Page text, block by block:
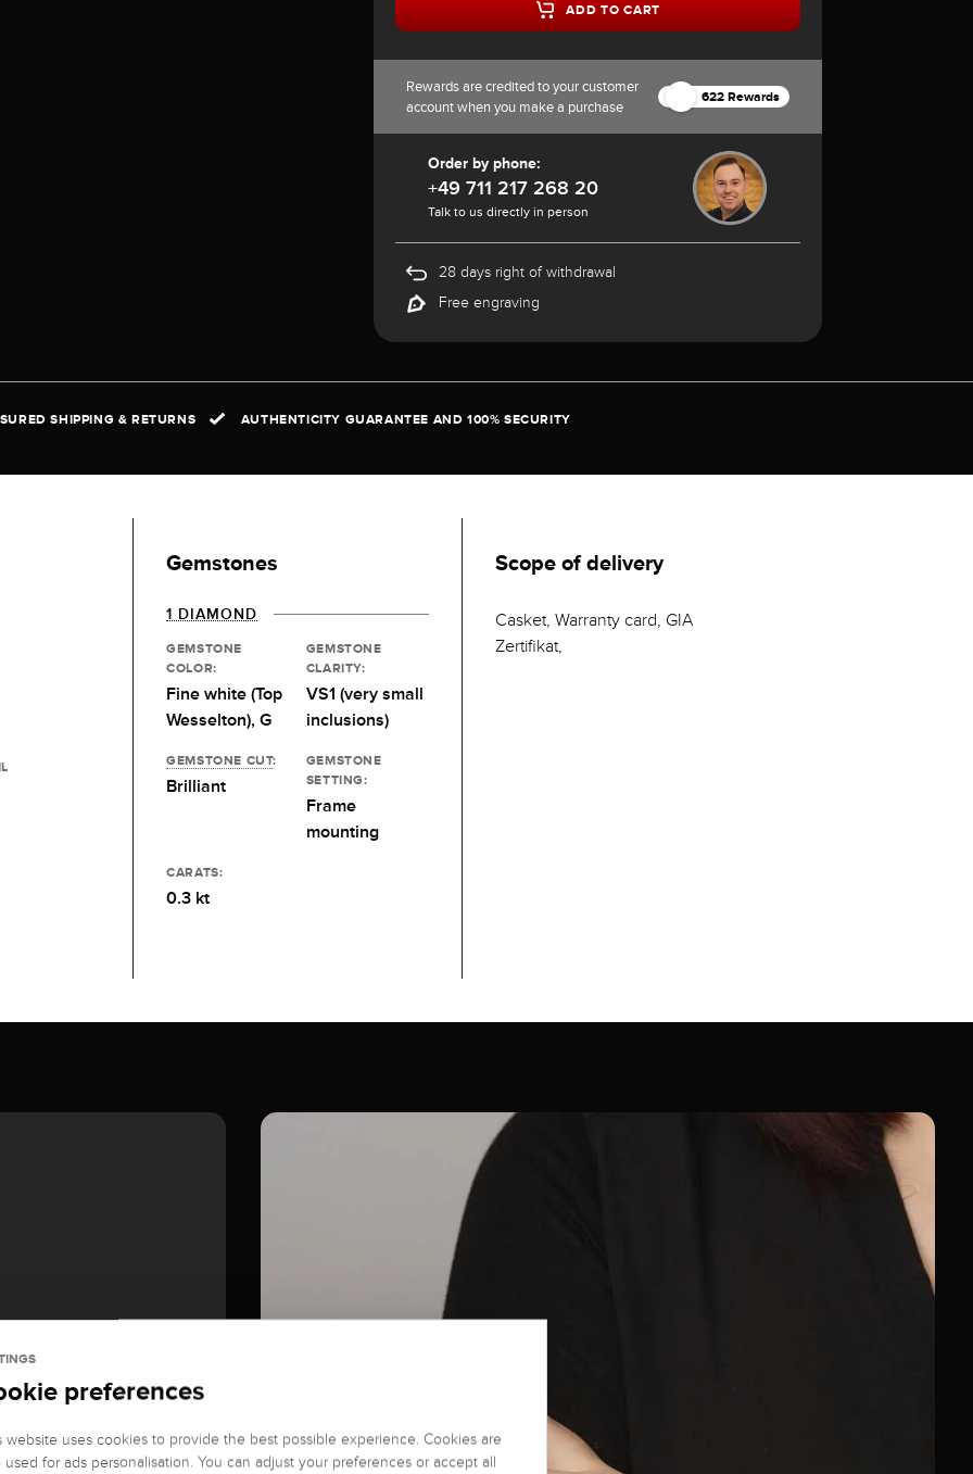
ADD TO CART
Rewards are credited to your customer
account when you make a purchase
622 Rewards
Order by phone:
+49 711 217 268 20
Talk to us directly in person
28 days right of withdrawal
Free engraving
SHIPPING & RETURNS AUTHENTICITY GUARANTEE AND 100% SECURITY
Gemstones
1 DIAMOND
GEMSTONE
COLOR:
Fine white (Top
Wesselton), G
GEMSTONE
CLARITY:
VS1 (very small
inclusions)
GEMSTONE CUT:
Brilliant
GEMSTONE
SETTING:
Frame
mounting
CARATS:
0.3 kt
Scope of delivery
Casket, Warranty card, GIA
Zertifikat,
preferences
website uses cookies to provide the best possible experience. Cookies are
used for ads personalisation. You can adjust your preferences or accept all